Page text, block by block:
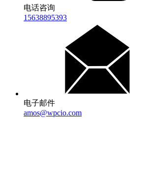
电话咨询
15638895393
电子邮件
amos@wpcio.com